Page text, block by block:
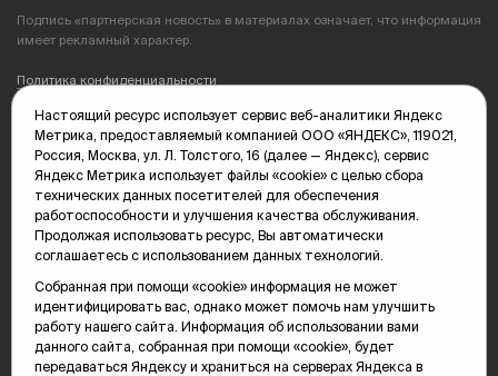
Подпись «партнерская новость» в материалах означает, что информация
имеет рекламный характер.
Политика конфиденциальности
Редакция: 625035, Тюмень, пр. Геологоразведчиков, 28А
(3452) 68-89-05
edit@vsluh.ru
Главный редактор: Панкина Т.Ю.
kika@vsluh.ru
По вопросам рекламы:
(3452) 68-89-78
kotovaev@sibinformburo.ru
mim@vsluh.ru
Настоящий ресурс использует сервис веб-аналитики Яндекс
Метрика, предоставляемый компанией ООО «ЯНДЕКС», 119021,
Россия, Москва, ул. Л. Толстого, 16 (далее — Яндекс), сервис
Яндекс Метрика использует файлы «cookie» с целью сбора
технических данных посетителей для обеспечения
работоспособности и улучшения качества обслуживания.
Продолжая использовать ресурс, Вы автоматически
соглашаетесь с использованием данных технологий.
Собранная при помощи «cookie» информация не может
идентифицировать вас, однако может помочь нам улучшить
работу нашего сайта. Информация об использовании вами
данного сайта, собранная при помощи «cookie», будет
передаваться Яндексу и храниться на серверах Яндекса в